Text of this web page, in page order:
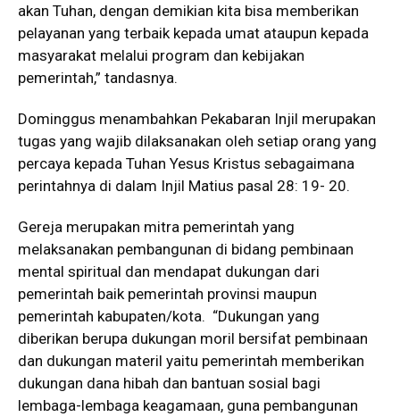
akan Tuhan, dengan demikian kita bisa memberikan
pelayanan yang terbaik kepada umat ataupun kepada
masyarakat melalui program dan kebijakan
pemerintah,” tandasnya.
Dominggus menambahkan Pekabaran Injil merupakan
tugas yang wajib dilaksanakan oleh setiap orang yang
percaya kepada Tuhan Yesus Kristus sebagaimana
perintahnya di dalam Injil Matius pasal 28: 19- 20.
Gereja merupakan mitra pemerintah yang
melaksanakan pembangunan di bidang pembinaan
mental spiritual dan mendapat dukungan dari
pemerintah baik pemerintah provinsi maupun
pemerintah kabupaten/kota. “Dukungan yang
diberikan berupa dukungan moril bersifat pembinaan
dan dukungan materil yaitu pemerintah memberikan
dukungan dana hibah dan bantuan sosial bagi
lembaga-lembaga keagamaan, guna pembangunan